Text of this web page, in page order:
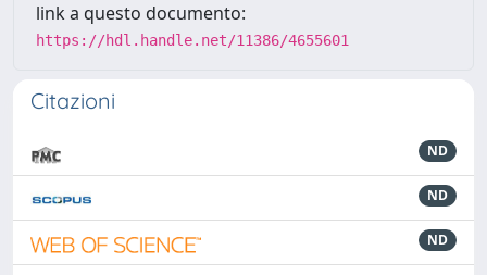
link a questo documento:
https://hdl.handle.net/11386/4655601
Citazioni
ND
ND
ND